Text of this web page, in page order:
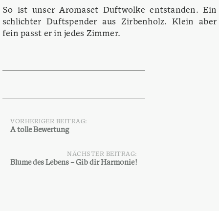
So ist unser Aromaset Duftwolke entstanden. Ein
schlichter Duftspender aus Zirbenholz. Klein aber
fein passt er in jedes Zimmer.
Beitragsnavigation
VORHERIGER BEITRAG:
A tolle Bewertung
NÄCHSTER BEITRAG:
Blume des Lebens – Gib dir Harmonie!